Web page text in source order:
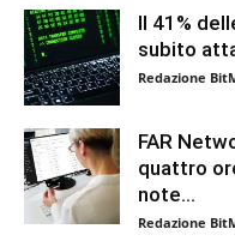
Il 41%
subito
Redazione
FAR
quattro
note...
Redazione